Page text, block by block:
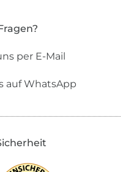
per E-Mail
auf WhatsApp